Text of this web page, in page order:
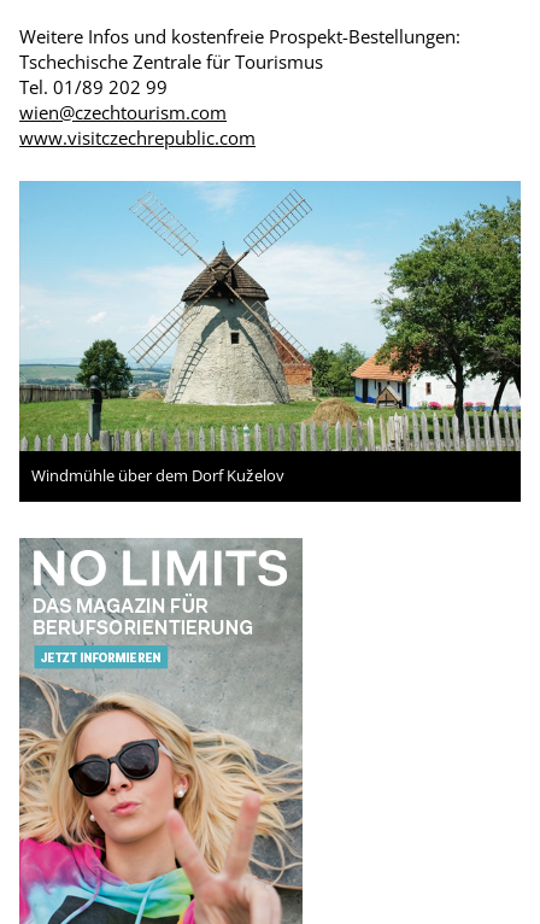
Weitere Infos und kostenfreie Prospekt-Bestellungen:
Tschechische Zentrale für Tourismus
Tel. 01/89 202 99
wien@czechtourism.com
www.visitczechrepublic.com
Windmühle über dem Dorf Kuželov